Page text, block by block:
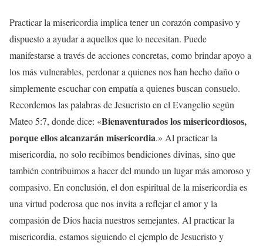
Practicar la misericordia implica tener un corazón compasivo y
dispuesto a ayudar a aquellos que lo necesitan. Puede
manifestarse a través de acciones concretas, como brindar apoyo a
los más vulnerables, perdonar a quienes nos han hecho daño o
simplemente escuchar con empatía a quienes buscan consuelo.
Recordemos las palabras de Jesucristo en el Evangelio según
Mateo 5:7, donde dice: «Bienaventurados los misericordiosos,
porque ellos alcanzarán misericordia.» Al practicar la
misericordia, no solo recibimos bendiciones divinas, sino que
también contribuimos a hacer del mundo un lugar más amoroso y
compasivo. En conclusión, el don espiritual de la misericordia es
una virtud poderosa que nos invita a reflejar el amor y la
compasión de Dios hacia nuestros semejantes. Al practicar la
misericordia, estamos siguiendo el ejemplo de Jesucristo y